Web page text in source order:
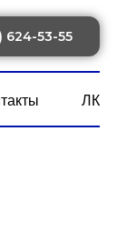
624-53-55
ЛК